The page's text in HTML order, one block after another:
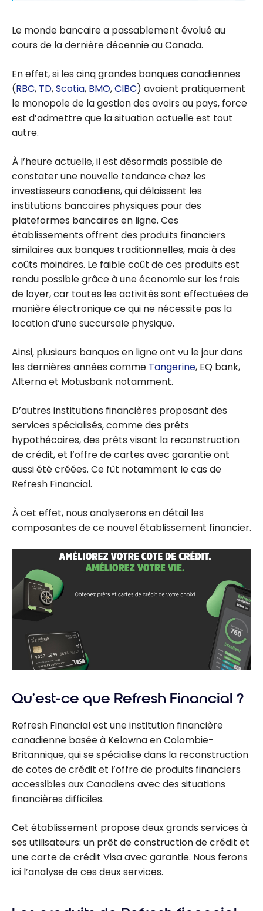
Le monde bancaire a passablement évolué au
cours de la dernière décennie au Canada.
En effet, si les cinq grandes banques canadiennes
(RBC, TD,Scotia, BMO,CIBC) avaient pratiquement
le monopole de la gestion des avoirs au pays, force
est d’admettre que la situation actuelle est tout
autre.
À l’heure actuelle, il est désormais possible de
constater une nouvelle tendance chez les
investisseurs canadiens, qui délaissent les
institutions bancaires physiques pour des
plateformes bancaires en ligne. Ces
établissements offrent des produits financiers
similaires aux banques traditionnelles, mais à des
coûts moindres. Le faible coût de ces produits est
rendu possible grâce à une économie sur les frais
de loyer, car toutes les activités sont effectuées de
manière électronique ce qui ne nécessite pas la
location d’une succursale physique.
Ainsi, plusieurs banques en ligne ont vu le jour dans
les dernières années comme Tangerine, EQ bank,
Alterna et Motusbank notamment.
D’autres institutions financières proposant des
services spécialisés, comme des prêts
hypothécaires, des prêts visant la reconstruction
de crédit, et l’offre de cartes avec garantie ont
aussi été créées. Ce fût notamment le cas de
Refresh Financial.
À cet effet, nous analyserons en détail les
composantes de ce nouvel établissement financier.
Qu’est-ce que Refresh Financial ?
Refresh Financial est une institution financière
canadienne basée à Kelowna en Colombie-
Britannique, qui se spécialise dans la reconstruction
de cotes de crédit et l’offre de produits financiers
accessibles aux Canadiens avec des situations
financières difficiles.
Cet établissement propose deux grands services à
ses utilisateurs: un prêt de construction de crédit et
une carte de crédit Visa avec garantie. Nous ferons
ici l’analyse de ces deux services.